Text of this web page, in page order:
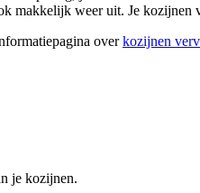
makkelijk weer uit. Je
overkozijnen
je kozijnen.